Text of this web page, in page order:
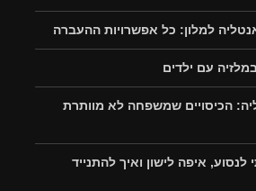
למלון: כל אפשרויות ההעברה
עם ילדים
הכיסויים שמשפחה לא מוותרת
איפה לישון ואיך להתנייד